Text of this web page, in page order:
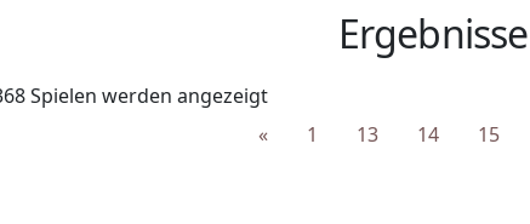
Ergebnisse
Spielen werden angezeigt
«
1 13 14 15